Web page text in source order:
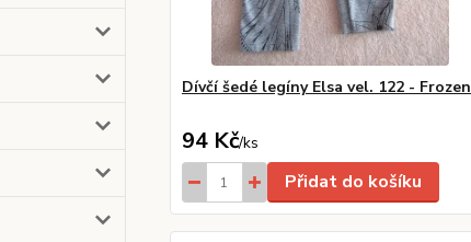
Dívčí šedé legíny Elsa vel. 122 - Frozen
94 Kč/ks
Přidat do košíku